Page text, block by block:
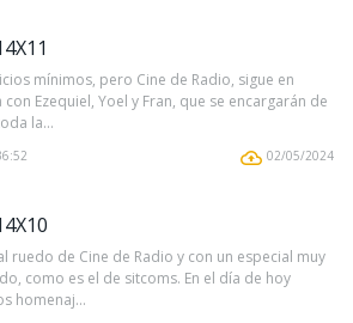
mínimos, pero Cine de Radio, sigue en
con Ezequiel, Yoel y Fran, que se encargarán de
la...
02/05/2024
ruedo de Cine de Radio y con un especial muy
como es el de sitcoms. En el día de hoy
homenaj...